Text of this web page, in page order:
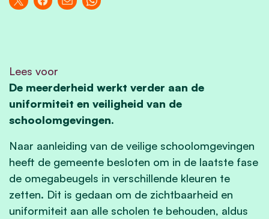
Lees voor
De meerderheid werkt verder aan de
uniformiteit en veiligheid van de
schoolomgevingen.
Naar aanleiding van de veilige schoolomgevingen
heeft de gemeente besloten om in de laatste fase
de omegabeugels in verschillende kleuren te
zetten. Dit is gedaan om de zichtbaarheid en
uniformiteit aan alle scholen te behouden, aldus